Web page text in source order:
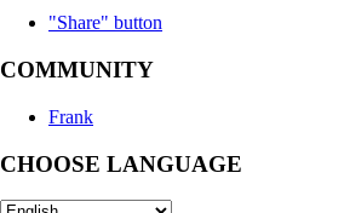
"Share" button
COMMUNITY
Frank
CHOOSE LANGUAGE